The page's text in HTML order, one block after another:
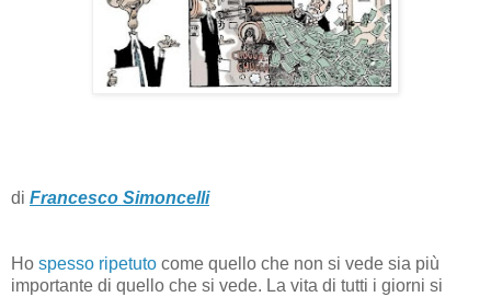
di Francesco Simoncelli
Ho spesso ripetuto come quello che non si vede sia più
importante di quello che si vede. La vita di tutti i giorni si